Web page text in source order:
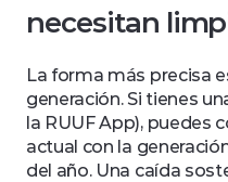
necesitan
La forma más precisa
generación. Si tienes
la RUUF App), puedes
actual con la
del año. Una caída